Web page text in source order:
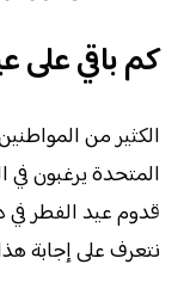
كم باقي على
الكثير من
المتحدة يرغبون في
قدوم عيد الفطر في
نتعرف على إجابة